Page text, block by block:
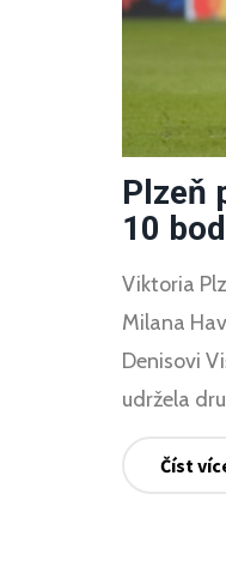
Plzeň
10
Viktoria
Milana
Denisovi
udržela
Číst